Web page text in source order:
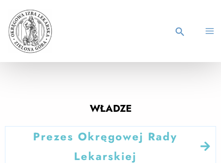
WŁADZE
Prezes Okręgowej Rady
Lekarskiej